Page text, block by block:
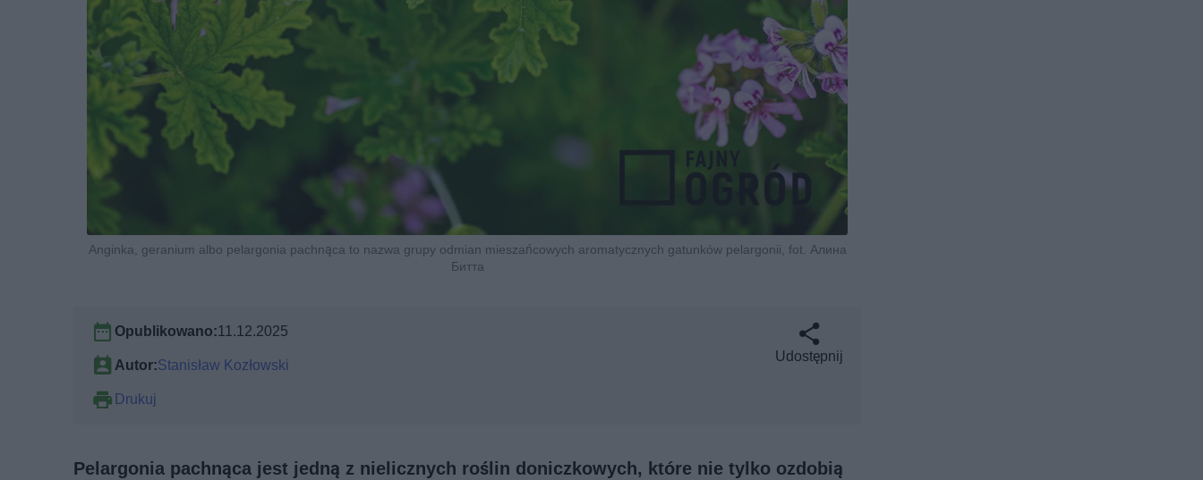
Anginka, geranium albo pelargonia pachnąca to nazwa grupy odmian mieszańcowych aromatycznych gatunków pelargonii, fot. Алина
Битта
Opublikowano:11.12.2025
Autor:Stanisław Kozłowski
Drukuj
Udostępnij
Pelargonia pachnąca jest jedną z nielicznych roślin doniczkowych, które nie tylko ozdobią